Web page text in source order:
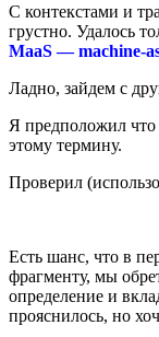
С контекстами и
грустно. Удалось
MaaS — machine-
Ладно, зайдем с
Я предположил что
этому термину.
Проверил
Есть шанс, что в
фрагменту, мы
определение и
прояснилось, но